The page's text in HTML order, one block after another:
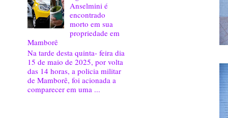
Anselmini é
encontrado
morto em sua
propriedade em
Mamborê
Na tarde desta quinta- feira dia
15 de maio de 2025, por volta
das 14 horas, a policia militar
de Mamborê, foi acionada a
comparecer em uma ...